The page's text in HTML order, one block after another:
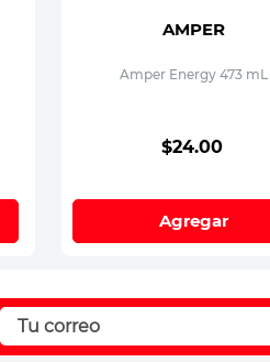
AMPER
Amper Energy 473 mL
$24.00
Agregar